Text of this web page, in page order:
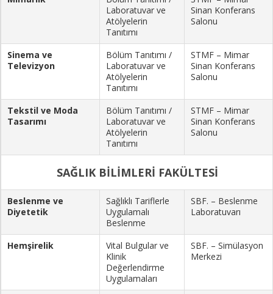
Laboratuvar ve
Atölyelerin
Tanıtımı
Sinan Konferans
Salonu
Sinema ve
Televizyon
Bölüm Tanıtımı /
Laboratuvar ve
Atölyelerin
Tanıtımı
STMF – Mimar
Sinan Konferans
Salonu
Tekstil ve Moda
Tasarımı
Bölüm Tanıtımı /
Laboratuvar ve
Atölyelerin
Tanıtımı
STMF – Mimar
Sinan Konferans
Salonu
SAĞLIK BİLİMLERİ FAKÜLTESİ
Beslenme ve
Diyetetik
Sağlıklı Tariflerle
Uygulamalı
Beslenme
SBF. – Beslenme
Laboratuvarı
Hemşirelik
Vital Bulgular ve
Klinik
Değerlendirme
Uygulamaları
SBF. – Simülasyon
Merkezi